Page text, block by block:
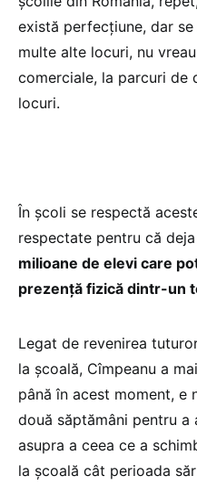
există perfecțiune, dar
multe alte locuri, nu
comerciale, la parcuri de
locuri.
În școli se respectă
respectate pentru că deja
milioane de elevi care
prezență fizică dintr-un
Legat de revenirea
la școală, Cîmpeanu a
până în acest moment, e
două săptămâni pentru a
asupra a ceea ce a
la școală cât perioada